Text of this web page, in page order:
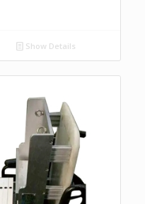
Show Details